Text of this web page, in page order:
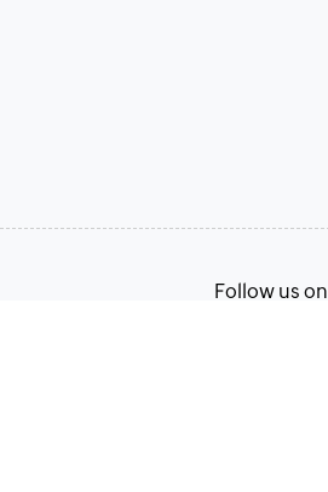
Follow us on